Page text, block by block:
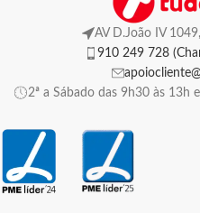
AV D.João IV
910 249 728
2ª a Sábado das 9h30 às